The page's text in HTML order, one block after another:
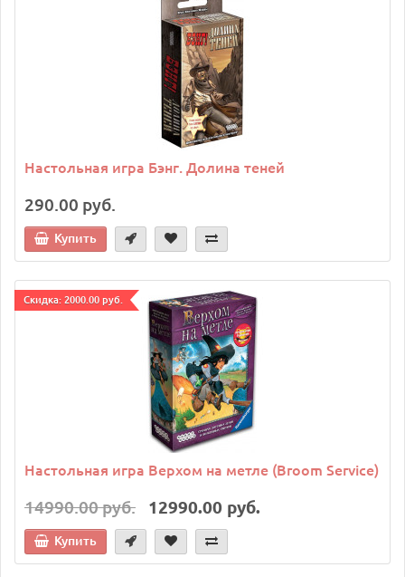
Настольная игра Бэнг. Долина теней
290.00 руб.
Купить
Cкидка: 2000.00 руб.
Настольная игра Верхом на метле (Broom Service)
14990.00 руб. 12990.00 руб.
Купить